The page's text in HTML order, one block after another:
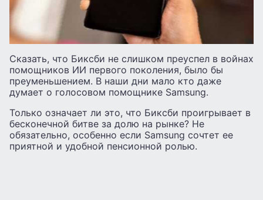
Сказать, что Биксби не слишком преуспел в войнах
помощников ИИ первого поколения, было бы
преуменьшением. В наши дни мало кто даже
думает о голосовом помощнике Samsung.
Только означает ли это, что Биксби проигрывает в
бесконечной битве за долю на рынке? Не
обязательно, особенно если Samsung сочтет ее
приятной и удобной пенсионной ролью.